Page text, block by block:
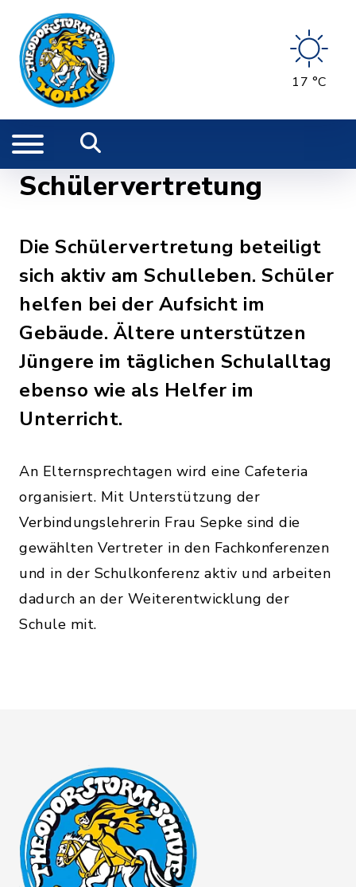
17 °C
Schülervertretung
Die Schülervertretung beteiligt
sich aktiv am Schulleben. Schüler
helfen bei der Aufsicht im
Gebäude. Ältere unterstützen
Jüngere im täglichen Schulalltag
ebenso wie als Helfer im
Unterricht.
An Elternsprechtagen wird eine Cafeteria
organisiert. Mit Unterstützung der
Verbindungslehrerin Frau Sepke sind die
gewählten Vertreter in den Fachkonferenzen
und in der Schulkonferenz aktiv und arbeiten
dadurch an der Weiterentwicklung der
Schule mit.